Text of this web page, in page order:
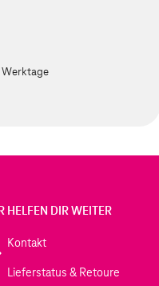
HELFEN DIR WEITER
Kontakt
Lieferstatus & Retoure